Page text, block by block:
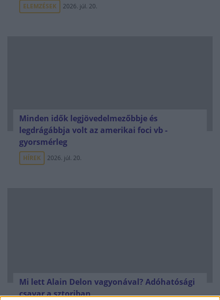
ELEMZÉSEK 2026. júl. 20.
Minden idők legjövedelmezőbbje és
legdrágábbja volt az amerikai foci vb -
gyorsmérleg
HÍREK 2026. júl. 20.
Mi lett Alain Delon vagyonával? Adóhatósági
csavar a sztoriban